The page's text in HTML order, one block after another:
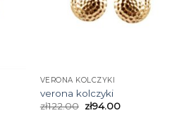
VERONA KOLCZYKI
verona kolczyki
zł122.00 zł94.00